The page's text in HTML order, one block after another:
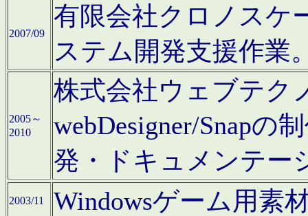
2007/09
有限会社クロノスケ
ステム開発支援作業
2005～
2010
株式会社ウェブテク
webDesigner/Snapの
発・ドキュメンテー
2003/11 Windowsゲーム用素